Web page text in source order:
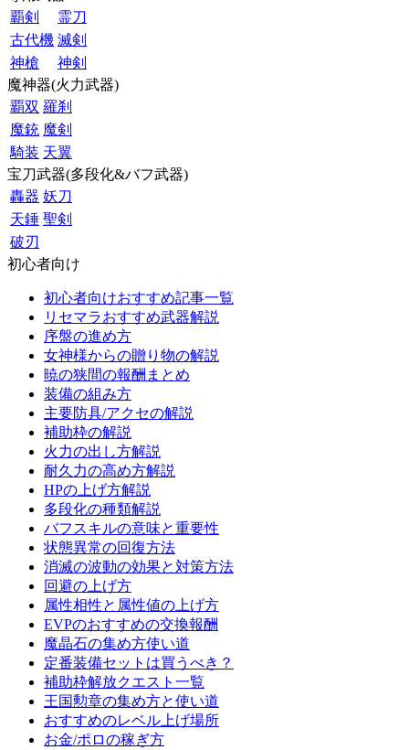
覇剣
霊刀
古代機 滅剣
神槍
神剣
魔神器(火力武器)
覇双 羅刹
魔銃 魔剣
騎装 天翼
宝刀武器(多段化&バフ武器)
轟器 妖刀
天錘 聖剣
破刃
初心者向け
初心者向けおすすめ記事一覧
リセマラおすすめ武器解説
序盤の進め方
女神様からの贈り物の解説
暁の狭間の報酬まとめ
装備の組み方
主要防具/アクセの解説
補助枠の解説
火力の出し方解説
耐久力の高め方解説
HPの上げ方解説
多段化の種類解説
バフスキルの意味と重要性
状態異常の回復方法
消滅の波動の効果と対策方法
回避の上げ方
属性相性と属性値の上げ方
EVPのおすすめの交換報酬
魔晶石の集め方使い道
定番装備セットは買うべき？
補助枠解放クエスト一覧
王国勲章の集め方と使い道
おすすめのレベル上げ場所
お金/ポロの稼ぎ方